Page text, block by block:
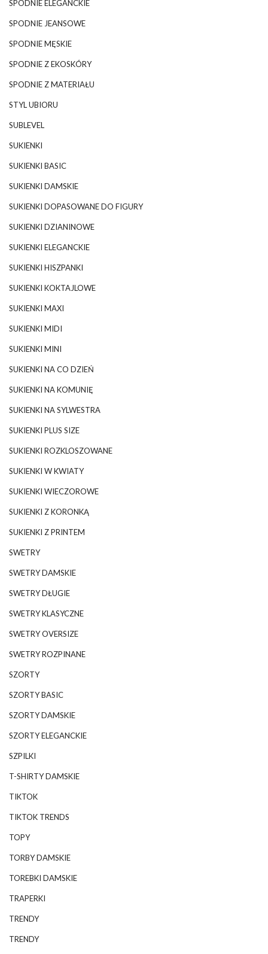
SPODNIE ELEGANCKIE
SPODNIE JEANSOWE
SPODNIE MĘSKIE
SPODNIE Z EKOSKÓRY
SPODNIE Z MATERIAŁU
STYL UBIORU
SUBLEVEL
SUKIENKI
SUKIENKI BASIC
SUKIENKI DAMSKIE
SUKIENKI DOPASOWANE DO FIGURY
SUKIENKI DZIANINOWE
SUKIENKI ELEGANCKIE
SUKIENKI HISZPANKI
SUKIENKI KOKTAJLOWE
SUKIENKI MAXI
SUKIENKI MIDI
SUKIENKI MINI
SUKIENKI NA CO DZIEŃ
SUKIENKI NA KOMUNIĘ
SUKIENKI NA SYLWESTRA
SUKIENKI PLUS SIZE
SUKIENKI ROZKLOSZOWANE
SUKIENKI W KWIATY
SUKIENKI WIECZOROWE
SUKIENKI Z KORONKĄ
SUKIENKI Z PRINTEM
SWETRY
SWETRY DAMSKIE
SWETRY DŁUGIE
SWETRY KLASYCZNE
SWETRY OVERSIZE
SWETRY ROZPINANE
SZORTY
SZORTY BASIC
SZORTY DAMSKIE
SZORTY ELEGANCKIE
SZPILKI
T-SHIRTY DAMSKIE
TIKTOK
TIKTOK TRENDS
TOPY
TORBY DAMSKIE
TOREBKI DAMSKIE
TRAPERKI
TRENDY
TRENDY